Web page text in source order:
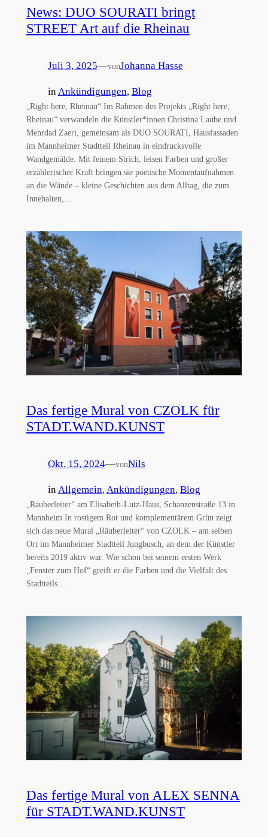
News: DUO SOURATI bringt
STREET Art auf die Rheinau
Juli 3, 2025—vonJohanna Hasse
in Ankündigungen, Blog
„Right here, Rheinau“ Im Rahmen des Projekts „Right here,
Rheinau“ verwandeln die Künstler*innen Christina Laube und
Mehrdad Zaeri, gemeinsam als DUO SOURATI, Hausfassaden
im Mannheimer Stadtteil Rheinau in eindrucksvolle
Wandgemälde. Mit feinem Strich, leisen Farben und großer
erzählerischer Kraft bringen sie poetische Momentaufnahmen
an die Wände – kleine Geschichten aus dem Alltag, die zum
Innehalten,…
Das fertige Mural von CZOLK für
STADT.WAND.KUNST
Okt. 15, 2024—vonNils
in Allgemein, Ankündigungen, Blog
„Räuberleiter“ am Elisabeth-Lutz-Haus, Schanzenstraße 13 in
Mannheim In rostigem Rot und komplementärem Grün zeigt
sich das neue Mural „Räuberleiter“ von CZOLK – am selben
Ort im Mannheimer Stadtteil Jungbusch, an dem der Künstler
bereits 2019 aktiv war. Wie schon bei seinem ersten Werk
„Fenster zum Hof“ greift er die Farben und die Vielfalt des
Stadtteils…
Das fertige Mural von ALEX SENNA
für STADT.WAND.KUNST